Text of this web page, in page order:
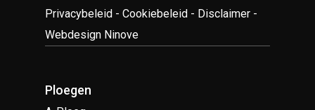
Privacybeleid -Cookiebeleid - Disclaimer -
Webdesign Ninove
Ploegen